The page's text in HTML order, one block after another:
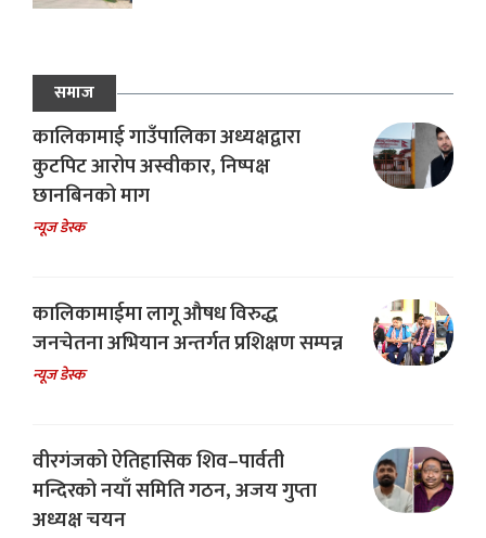
समाज
कालिकामाई गाउँपालिका अध्यक्षद्वारा
कुटपिट आरोप अस्वीकार, निष्पक्ष
छानबिनको माग
न्यूज डेस्क
कालिकामाईमा लागू औषध विरुद्ध
जनचेतना अभियान अन्तर्गत प्रशिक्षण सम्पन्न
न्यूज डेस्क
वीरगंजको ऐतिहासिक शिव–पार्वती
मन्दिरको नयाँ समिति गठन, अजय गुप्ता
अध्यक्ष चयन